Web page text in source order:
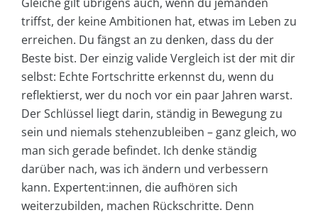
triffst, der keine Ambitionen hat, etwas im Leben zu
erreichen. Du fängst an zu denken, dass du der
Beste bist. Der einzig valide Vergleich ist der mit dir
selbst: Echte Fortschritte erkennst du, wenn du
reflektierst, wer du noch vor ein paar Jahren warst.
Der Schlüssel liegt darin, ständig in Bewegung zu
sein und niemals stehenzubleiben – ganz gleich, wo
man sich gerade befindet. Ich denke ständig
darüber nach, was ich ändern und verbessern
kann. Expertent:innen, die aufhören sich
weiterzubilden, machen Rückschritte. Denn